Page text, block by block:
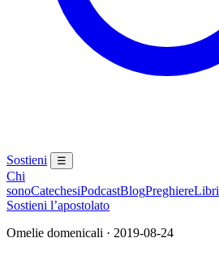
Sostieni ☰
Chi
sonoCatechesiPodcastBlogPreghiereLibri
Sostieni l’apostolato
Omelie domenicali · 2019-08-24